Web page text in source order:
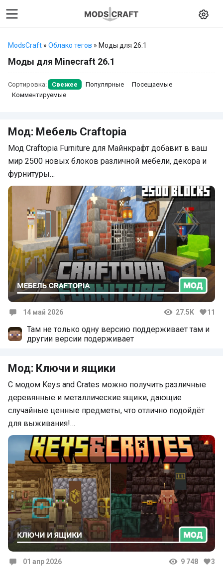
ModsCraft » Облако тегов » Моды для 26.1
Моды для Minecraft 26.1
Сортировка: Свежее Популярные
Посещаемые
Комментируемые
Мод: Мебель Craftopia
Мод Craftopia Furniture для Майнкрафт добавит в ваш
мир 2500 новых блоков различной мебели, декора и
фурнитуры…
14 май 2026 27.5K 11
Там не только одну версию поддерживает там и
другии версии подерживает
Мод: Ключи и ящики
С модом Keys and Crates можно получить различные
деревянные и металлические ящики, дающие
случайные ценные предметы, что отлично подойдёт
для выживания!…
01 апр 2026 9 748 3